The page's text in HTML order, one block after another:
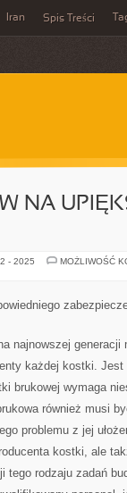
Iran Spis Treści
NA
- 2025
MOŻLIWOŚĆ
najnowszej
każdej kostki.
brukowej wymaga
również musi
problemu z jej
kostki, ale
tego rodzaju zadań